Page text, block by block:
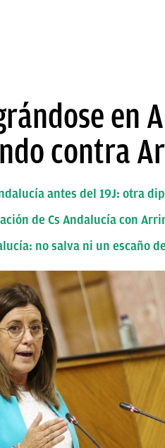
contra
antes del 19J: otra
de Cs Andalucía con
no salva ni un escaño